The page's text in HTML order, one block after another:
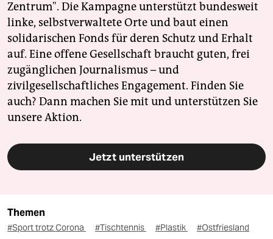
Zentrum". Die Kampagne unterstützt bundesweit
linke, selbstverwaltete Orte und baut einen
solidarischen Fonds für deren Schutz und Erhalt
auf. Eine offene Gesellschaft braucht guten, frei
zugänglichen Journalismus – und
zivilgesellschaftliches Engagement. Finden Sie
auch? Dann machen Sie mit und unterstützen Sie
unsere Aktion.
Jetzt unterstützen
Themen
#Sport trotz Corona #Tischtennis #Plastik #Ostfriesland